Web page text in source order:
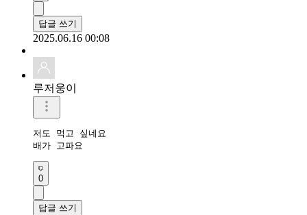
답글 쓰기
2025.06.16 00:08
루저웅이
저도 먹고 싶네요
배가 고파요
0
답글 쓰기